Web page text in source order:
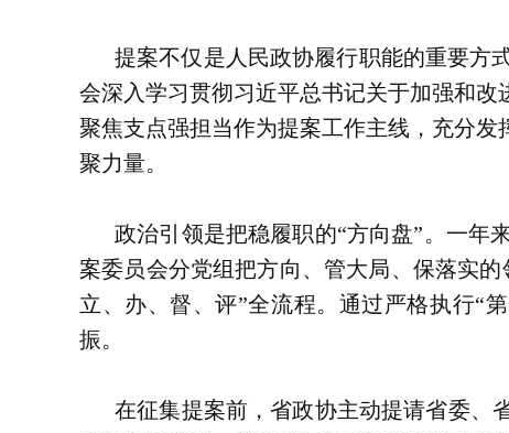
提案不仅是人民政协履行职能的重要方
会深入学习贯彻习近平总书记关于加强和改
聚焦支点强担当作为提案工作主线，充分
聚力量。
政治引领是把稳履职的“方向盘”。一年
案委员会分党组把方向、管大局、保落实
立、办、督、评”全流程。通过严格执行“
振。
在征集提案前，省政协主动提请省委、